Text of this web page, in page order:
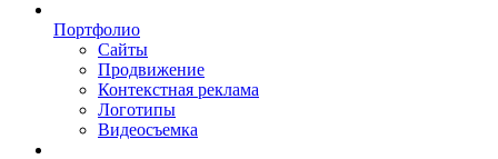
Портфолио
Сайты
Продвижение
Контекстная реклама
Логотипы
Видеосъемка